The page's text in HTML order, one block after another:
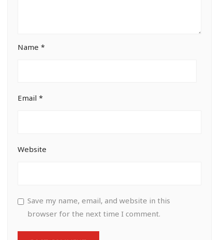
Name *
Email *
Website
Save my name, email, and website in this
browser for the next time I comment.